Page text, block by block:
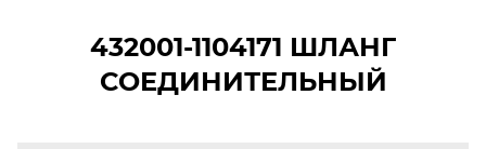
432001-1104171 ШЛАНГ
СОЕДИНИТЕЛЬНЫЙ